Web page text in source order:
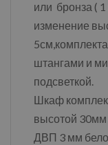
или бронза (
изменение
штангами и
подсветкой.
Шкаф
высотой 30мм
ДВП 3 мм